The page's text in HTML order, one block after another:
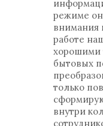
режиме
внимания
работе
хорошими
бытовых
только
внутри